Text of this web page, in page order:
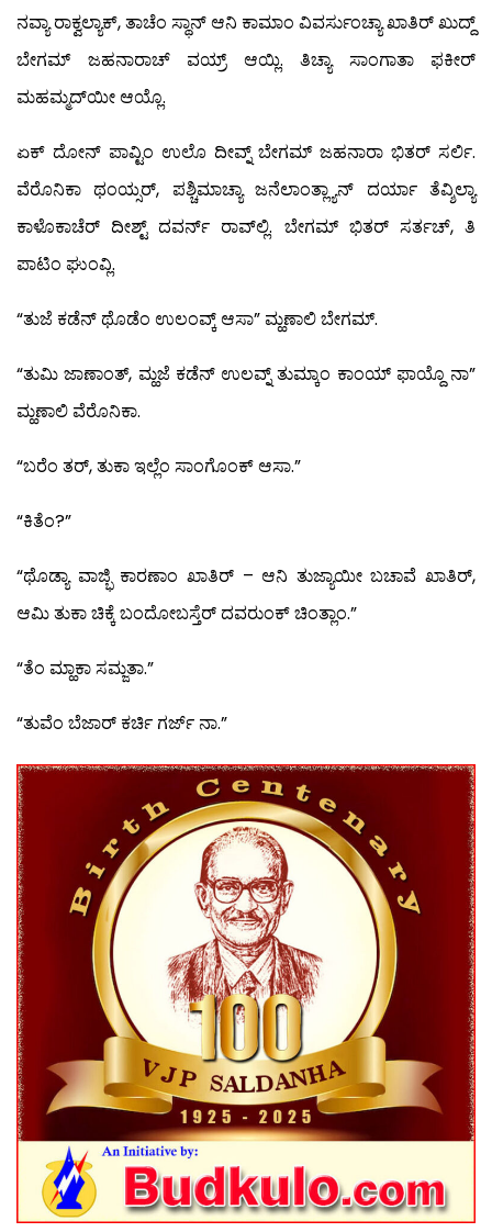
ನವ್ಯಾ ರಾಕ್ವಲ್ಯಾಕ್, ತಾಚೆಂ ಸ್ಥಾನ್ ಆನಿ ಕಾಮಾಂ ವಿವರ್ಸುಂಚ್ಯಾ ಖಾತಿರ್ ಖುದ್ದ್
ಬೇಗಮ್ ಜಹನಾರಾಚ್ ವಯ್ರ್ ಆಯ್ಲಿ. ತಿಚ್ಯಾ ಸಾಂಗಾತಾ ಫಕೀರ್
ಮಹಮ್ಮದ್‍ಯೀ ಆಯ್ಲೊ.
ಏಕ್ ದೋನ್ ಪಾವ್ಟಿಂ ಉಲೊ ದೀವ್ನ್ ಬೇಗಮ್ ಜಹನಾರಾ ಭಿತರ್ ಸರ್ಲಿ.
ವೆರೊನಿಕಾ ಥಂಯ್ಸರ್, ಪಶ್ಚಿಮಾಚ್ಯಾ ಜನೆಲಾಂತ್ಲ್ಯಾನ್ ದರ್ಯಾ ತೆವ್ಶಿಲ್ಯಾ
ಕಾಳೊಕಾಚೆರ್ ದೀಶ್ಟ್ ದವರ್ನ್ ರಾವ್‍ಲ್ಲಿ. ಬೇಗಮ್ ಭಿತರ್ ಸರ್ತಚ್, ತಿ
ಪಾಟಿಂ ಘುಂವ್ಲಿ.
“ತುಜೆ ಕಡೆನ್ ಥೊಡೆಂ ಉಲಂವ್ಕ್ ಆಸಾ” ಮ್ಹಣಾಲಿ ಬೇಗಮ್.
“ತುಮಿ ಜಾಣಾಂತ್, ಮ್ಹಜೆ ಕಡೆನ್ ಉಲವ್ನ್ ತುಮ್ಕಾಂ ಕಾಂಯ್ ಫಾಯ್ದೊ ನಾ”
ಮ್ಹಣಾಲಿ ವೆರೊನಿಕಾ.
“ಬರೆಂ ತರ್, ತುಕಾ ಇಲ್ಲೆಂ ಸಾಂಗೊಂಕ್ ಆಸಾ.”
“ಕಿತೆಂ?”
“ಥೊಡ್ಯಾ ವಾಜ್ಭಿ ಕಾರಣಾಂ ಖಾತಿರ್ – ಆನಿ ತುಜ್ಯಾಯೀ ಬಚಾವೆ ಖಾತಿರ್,
ಆಮಿ ತುಕಾ ಚಿಕ್ಕೆ ಬಂದೋಬಸ್ತೆರ್ ದವರುಂಕ್ ಚಿಂತ್ಲಾಂ.”
“ತೆಂ ಮ್ಹಾಕಾ ಸಮ್ಜತಾ.”
“ತುವೆಂ ಬೆಜಾರ್ ಕರ್ಚಿ ಗರ್ಜ್ ನಾ.”